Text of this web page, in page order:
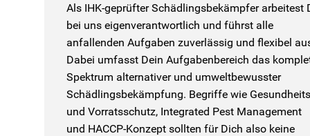
Als IHK-geprüfter Schädlingsbekämpfer arbeitest
bei uns eigenverantwortlich und führst alle
anfallenden Aufgaben zuverlässig und flexibel
Dabei umfasst Dein Aufgabenbereich das
Spektrum alternativer und umweltbewusster
Schädlingsbekämpfung. Begriffe wie
und Vorratsschutz, Integrated Pest Management
und HACCP-Konzept sollten für Dich also keine